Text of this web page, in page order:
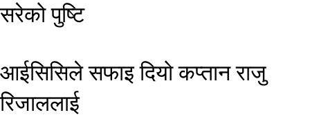
सरेको पुष्टि
आईसिसिले सफाइ दियो कप्तान राजु
रिजाललाई